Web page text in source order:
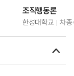
조직행동론
한성대학교 차